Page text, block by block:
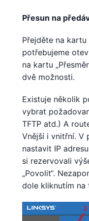
Přesun na
Přejděte na
potřebujeme
na kartu
dvě možnosti.
Existuje několik
vybrat
TFTP atd.) A
Vnější i vnitřní. V
nastavit IP
si rezervovali
„Povolit“.
dole kliknutím na